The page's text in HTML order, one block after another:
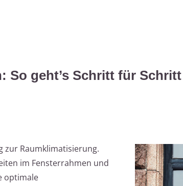
So geht’s Schritt für Schritt
zur Raumklimatisierung.
im Fensterrahmen und
optimale